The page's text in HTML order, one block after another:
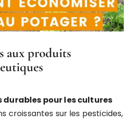
aux produits
durables pour les cultures
croissantes sur les pesticides,